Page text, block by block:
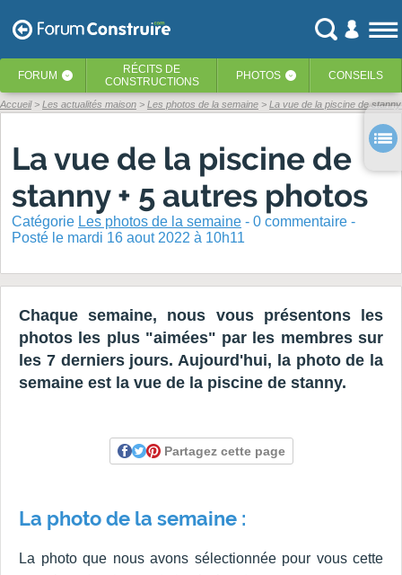
FORUM ‹ RÉCITS DE
CONSTRUCTIONS
PHOTOS ‹ CONSEILS
Accueil Les actualités maison Les photos de la semaine La vue de la piscine de
La vue de la piscine de
stanny + 5 autres photos
Catégorie Les photos de la semaine - 0 commentaire -
Posté le mardi 16 aout 2022 à 10h11
Chaque semaine, nous vous présentons les
photos les plus "aimées" par les membres sur
les 7 derniers jours. Aujourd'hui, la photo de la
semaine est la vue de la piscine de stanny.
Partagez cette page
La photo de la semaine :
La photo que nous avons sélectionnée pour vous cette